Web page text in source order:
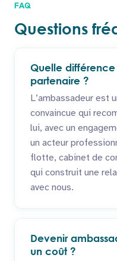
FAQ
Questions
Quelle
partenaire ?
L’ambassadeur est
convaincue qui
lui, avec un
un acteur
flotte, cabinet de
qui construit une
avec nous.
Devenir
un coût ?